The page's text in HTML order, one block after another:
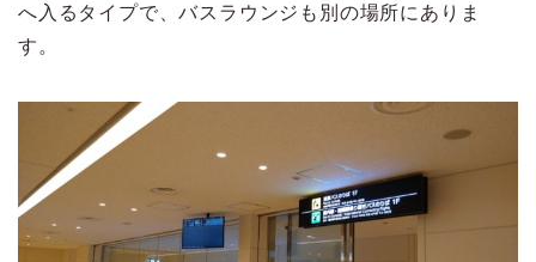
へ入るタイプで、バスラウンジも別の場所にありま
す。